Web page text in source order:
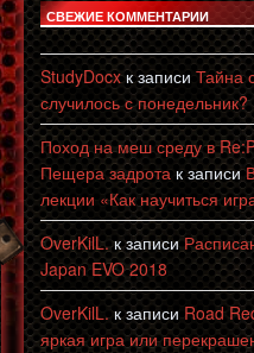
СВЕЖИЕ КОММЕНТАРИИ
StudyDocxк записи Тайна
случилось с понедельник?
Поход на меш среду в
Пещера задротак записи
лекции «Как научиться
OverKilL.к записи
Japan EVO 2018
OverKilL.к записи Road
яркая игра или